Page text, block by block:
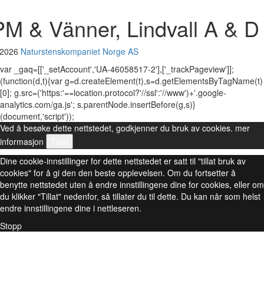
& Vänner, Lindvall A & D
Naturstenskompaniet Norge AS
var _gaq=[['_setAccount','UA-46058517-2'],['_trackPageview']];
(function(d,t){var g=d.createElement(t),s=d.getElementsByTagName(t)
[0]; g.src=('https:'==location.protocol?'//ssl':'//www')+'.google-
analytics.com/ga.js'; s.parentNode.insertBefore(g,s)}
(document,'script'));
Ved å besøke dette nettstedet, godkjenner du bruk av cookies. mer
informasjon
Dine cookie-innstillinger for dette nettstedet er satt til "tillat bruk av
cookies" for å gi den den beste opplevelsen. Om du fortsetter å
benytte nettstedet uten å endre innstillingene dine for cookies, eller om
du klikker "Tillat" nedenfor, så tillater du til dette. Du kan når som helst
endre innstillingene dine i nettleseren.
Stopp